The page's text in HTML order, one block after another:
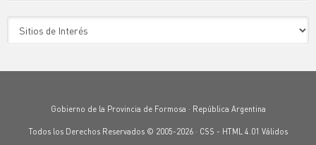
Gobierno de la Provincia de Formosa · República Argentina
Todos los Derechos Reservados © 2005-2026 · CSS - HTML 4.01 Válidos